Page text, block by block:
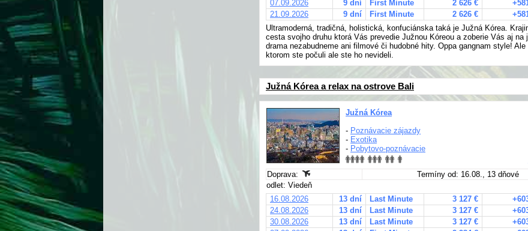
07.09.2026
9 dní First Minute 2 626 €
21.09.2026
9 dní First Minute 2 626 €
Ultramoderná, tradičná, holistická, konfuciánska taká je Južná Kórea.
cesta svojho druhu ktorá Vás prevedie Južnou Kóreou a zoberie Vás aj
drama nezabudneme ani filmové či hudobné hity. Oppa gangnam style!
ktorom ste počuli ale ste ho nevideli.
Južná Kórea a relax na ostrove Bali
Južná Kórea
- Poznávacie zájazdy
- Exotika
- Pobytovo-poznávacie
Doprava:
Termíny od: 16.08., 13 dňové
odlet: Viedeň
16.08.2026
13 dní Last Minute 3 127 €
24.08.2026
13 dní Last Minute 3 127 €
30.08.2026
13 dní Last Minute 3 127 €